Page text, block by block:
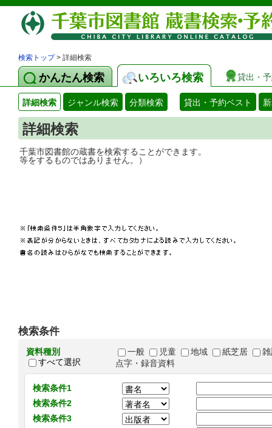
検索トップ> 詳細検索
かんたん検索 いろいろ検索 貸出・
詳細検索 ジャンル検索 分類検索 貸出・予約ベスト
詳細検索
千葉市図書館の蔵書を検索することがで
等をするものではありません。）
検索条件
資料種別
すべて選択
一般 児童 地域 紙芝居
点字・録音資料
検索条件1
検索条件2
検索条件3